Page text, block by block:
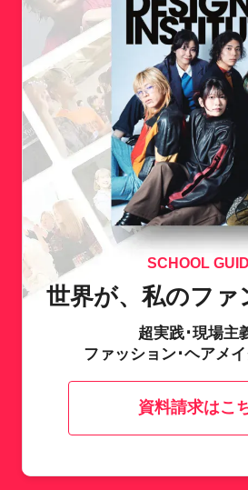
SCHOOL
世界が、私のファ
超実践･現場主
ファッション･ヘアメ
資料請求はこ